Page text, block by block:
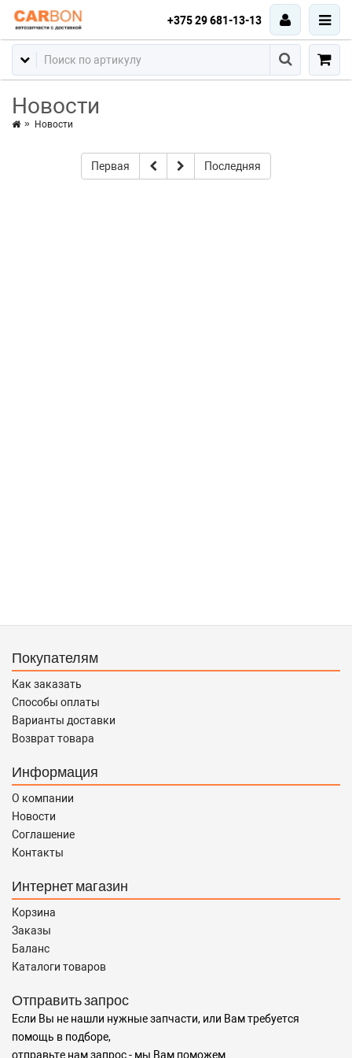
+375 29 681-13-13
Новости
Новости
Первая Последняя
Покупателям
Как заказать
Способы оплаты
Варианты доставки
Возврат товара
Информация
О компании
Новости
Соглашение
Контакты
Интернет магазин
Корзина
Заказы
Баланс
Каталоги товаров
Отправить запрос
Если Вы не нашли нужные запчасти, или Вам требуется
помощь в подборе,
отправьте нам запрос - мы Вам поможем